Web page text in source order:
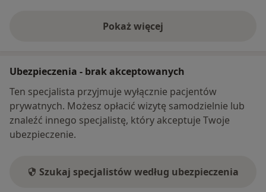
Współpraca z ortopedami, diagnostyką obrazową
CZEGO MOŻESZ OCZEKIWAĆ PODCZAS WIZYTY
Dokładnej oceny funkcjonalnej — analiza
postawy, wzorców ruchowych, zakresu ruchu,
Specjalistycznej diagnostyki i terapii stawów — w
Pokaż więcej
o adresie
Ubezpieczenia - brak akceptowanych
Ten specjalista przyjmuje wyłącznie pacjentów
prywatnych. Możesz opłacić wizytę samodzielnie lub
znaleźć innego specjalistę, który akceptuje Twoje
ubezpieczenie.
Szukaj specjalistów według ubezpieczenia